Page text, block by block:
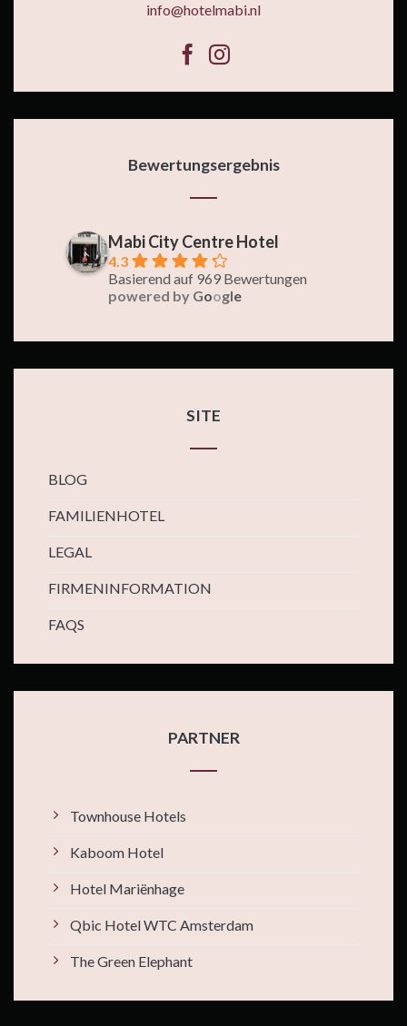
info@hotelmabi.nl
Bewertungsergebnis
Mabi City Centre Hotel
4.3
Basierend auf 969 Bewertungen
powered by Google
SITE
BLOG
FAMILIENHOTEL
LEGAL
FIRMENINFORMATION
FAQS
PARTNER
Townhouse Hotels
Kaboom Hotel
Hotel Mariënhage
Qbic Hotel WTC Amsterdam
The Green Elephant